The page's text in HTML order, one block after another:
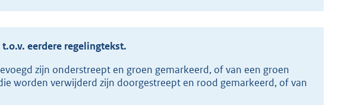
document
eerdere regelingtekst.
zijn onderstreept en groen gemarkeerd, of van een groen
worden verwijderd zijn doorgestreept en rood gemarkeerd, of van